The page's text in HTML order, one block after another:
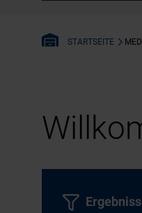
STARTSEITE